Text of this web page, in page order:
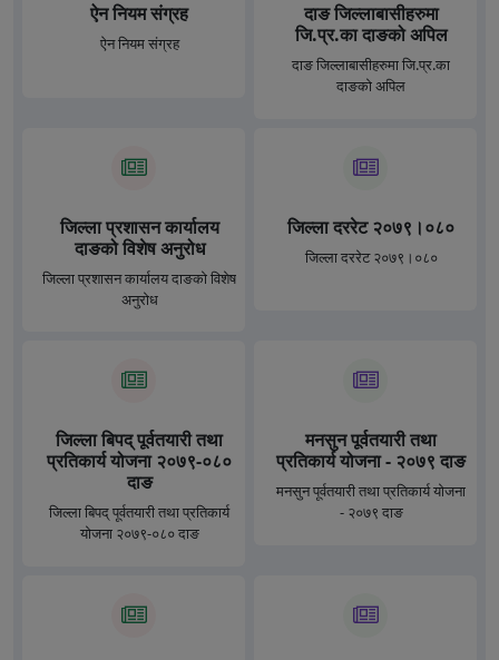
ऐन नियम संग्रह
ऐन नियम संग्रह
दाङ जिल्लाबासीहरुमा
जि.प्र.का दाङको अपिल
दाङ जिल्लाबासीहरुमा जि.प्र.का
दाङको अपिल
जिल्ला प्रशासन कार्यालय
दाङको विशेष अनुरोध
जिल्ला प्रशासन कार्यालय दाङको विशेष
अनुरोध
जिल्ला दररेट २०७९।०८०
जिल्ला दररेट २०७९।०८०
जिल्ला बिपद् पूर्वतयारी तथा
प्रतिकार्य योजना २०७९-०८०
दाङ
जिल्ला बिपद् पूर्वतयारी तथा प्रतिकार्य
योजना २०७९-०८० दाङ
मनसुन पूर्वतयारी तथा
प्रतिकार्य योजना - २०७९ दाङ
मनसुन पूर्वतयारी तथा प्रतिकार्य योजना
- २०७९ दाङ